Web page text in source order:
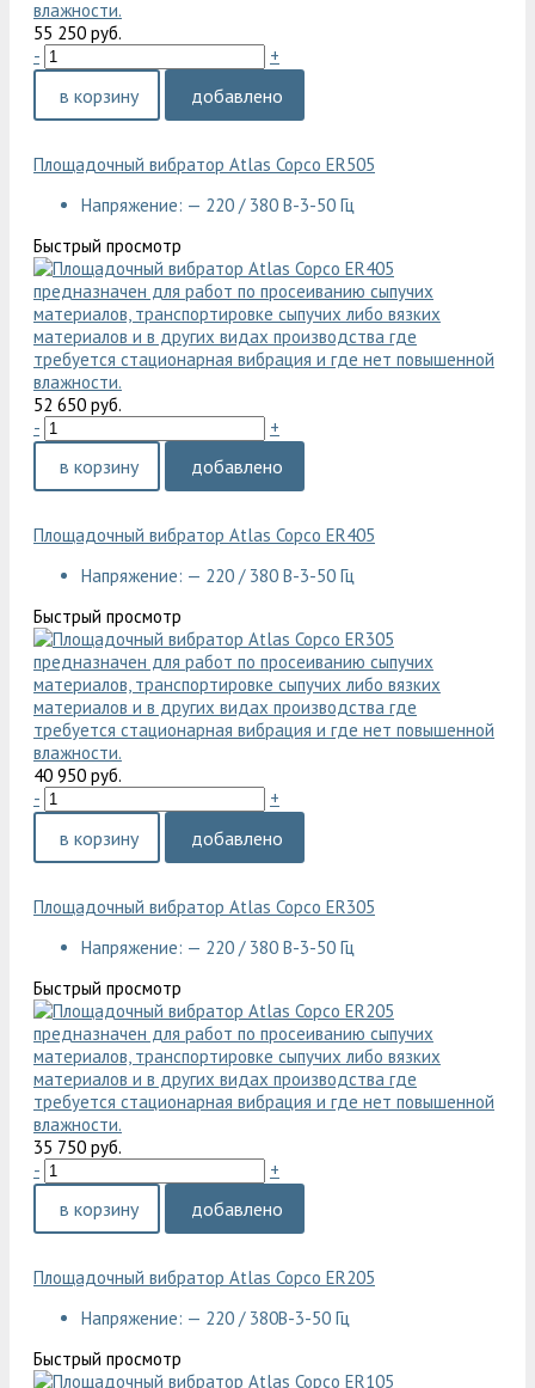
55 250 руб.
-
+
в корзину добавлено
Площадочный вибратор Atlas Copco ER505
Напряжение: — 220 / 380 В-3-50 Гц
Быстрый просмотр
52 650 руб.
-
+
в корзину добавлено
Площадочный вибратор Atlas Copco ER405
Напряжение: — 220 / 380 В-3-50 Гц
Быстрый просмотр
40 950 руб.
-
+
в корзину добавлено
Площадочный вибратор Atlas Copco ER305
Напряжение: — 220 / 380 В-3-50 Гц
Быстрый просмотр
35 750 руб.
-
+
в корзину добавлено
Площадочный вибратор Atlas Copco ER205
Напряжение: — 220 / 380В-3-50 Гц
Быстрый просмотр